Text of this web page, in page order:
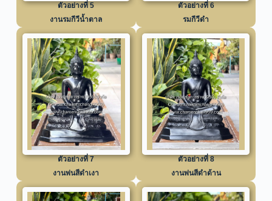
ตัวอย่างที่ 5
งานรมกีวีน้ำตาล
ตัวอย่างที่ 6
รมกีวีดำ
ตัวอย่างที่ 7
งานพ่นสีดำเงา
ตัวอย่างที่ 8
งานพ่นสีดำด้าน